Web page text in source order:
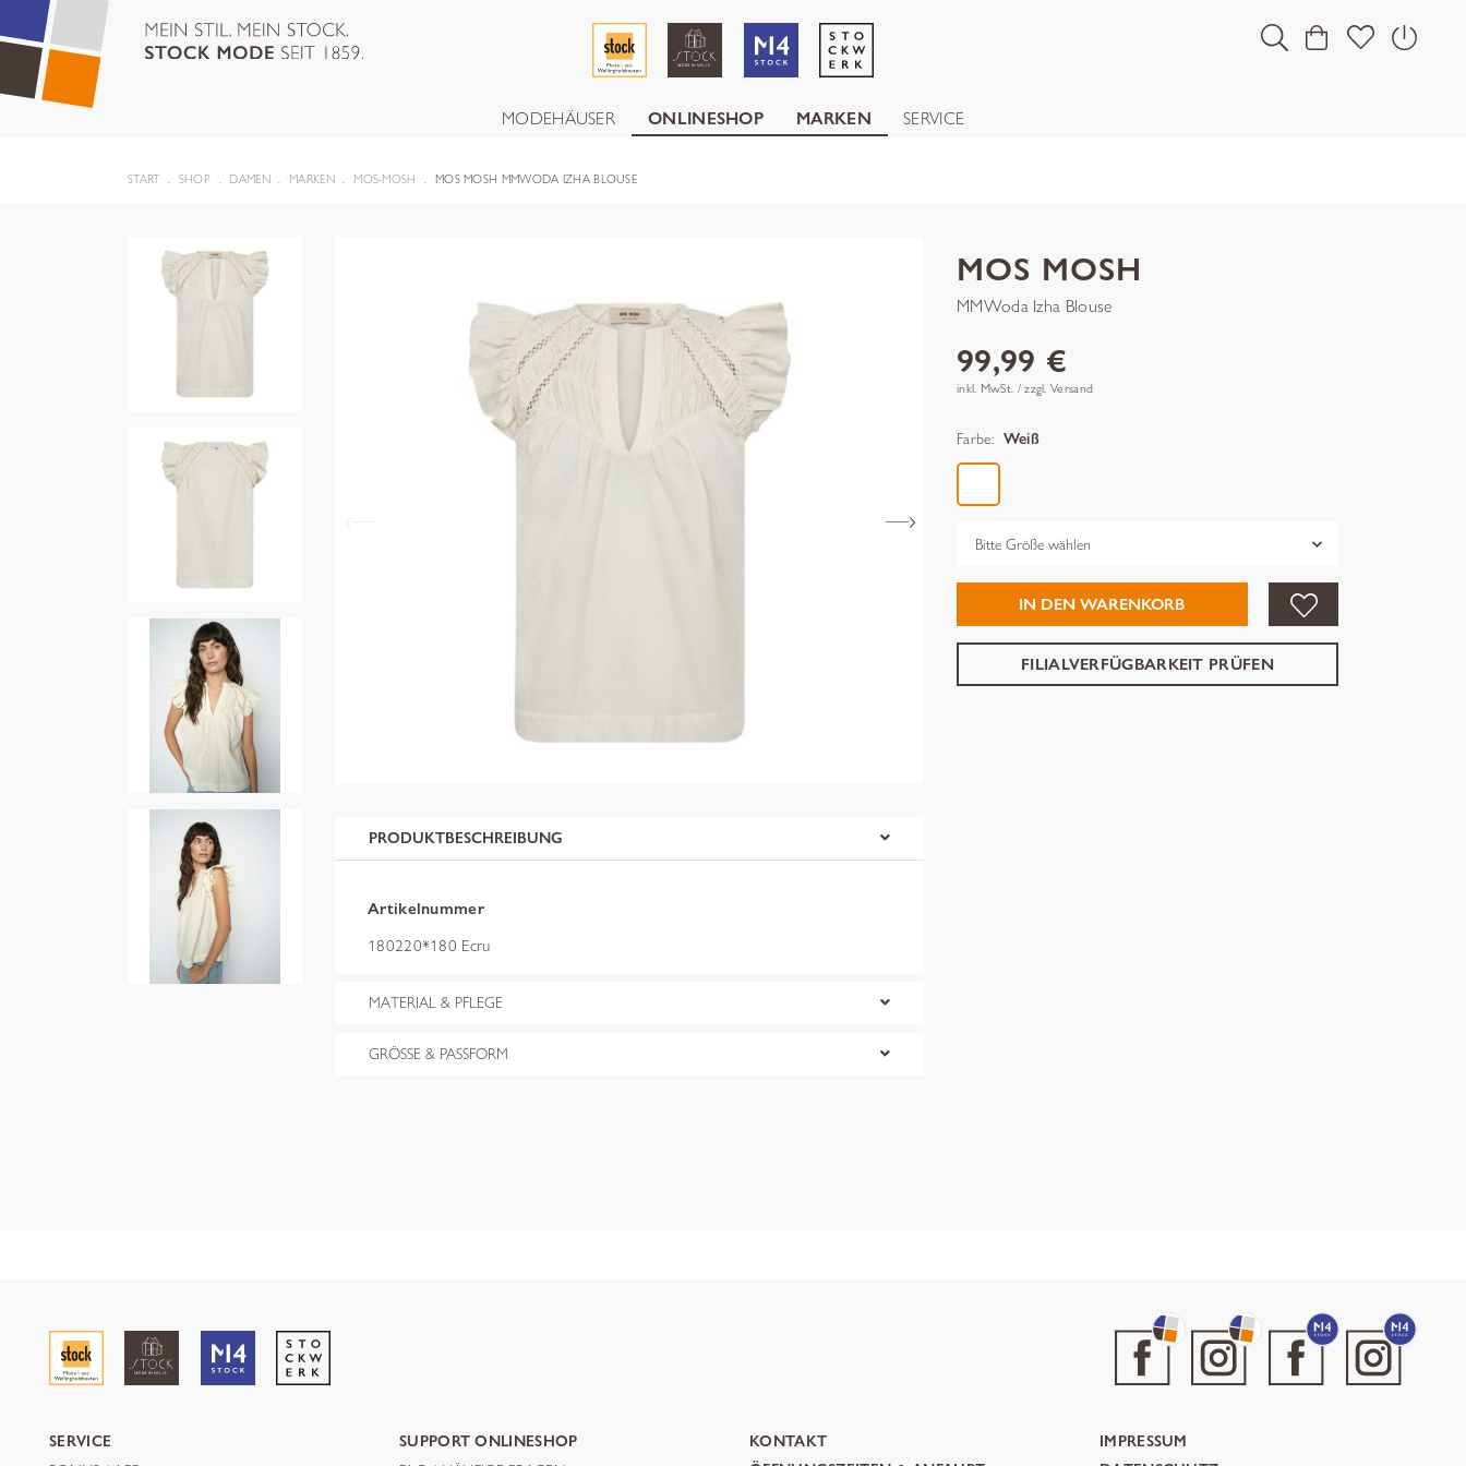
MODEHÄUSER ONLINESHOP MARKEN SERVICE
START SHOP DAMEN MARKEN MOS-MOSH MOS MOSH MMWODA IZHA BLOUSE
PRODUKTBESCHREIBUNG
Artikelnummer
180220*180 Ecru
MATERIAL & PFLEGE
GRÖSSE & PASSFORM
MOS MOSH
MMWoda Izha Blouse
99,99 €
inkl. MwSt. / zzgl. Versand
Farbe: Weiß
Grösse
IN DEN WARENKORB
FILIALVERFÜGBARKEIT PRÜFEN
SERVICE SUPPORT ONLINESHOP
KONTAKT
IMPRESSUM